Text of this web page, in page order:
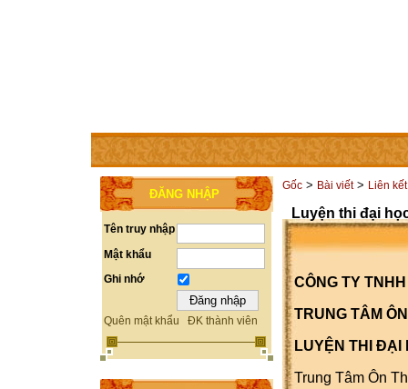
TRANG CHỦ THÀNH VIÊN TRỢ GIÚP LIÊN HỆ
ĐĂNG NHẬP
Tên truy nhập
Mật khẩu
Ghi nhớ
Quên mật khẩu ĐK thành viên
Gốc > Bài viết> Liên
Luyện thi đại
CÔNG TY
TRUNG TÂM
LUYỆN THI ĐẠI
Trung Tâm Ôn